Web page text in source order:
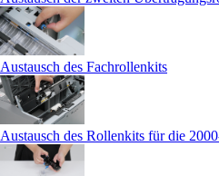
Austausch des Fachrollenkits
Austausch des Rollenkits für die